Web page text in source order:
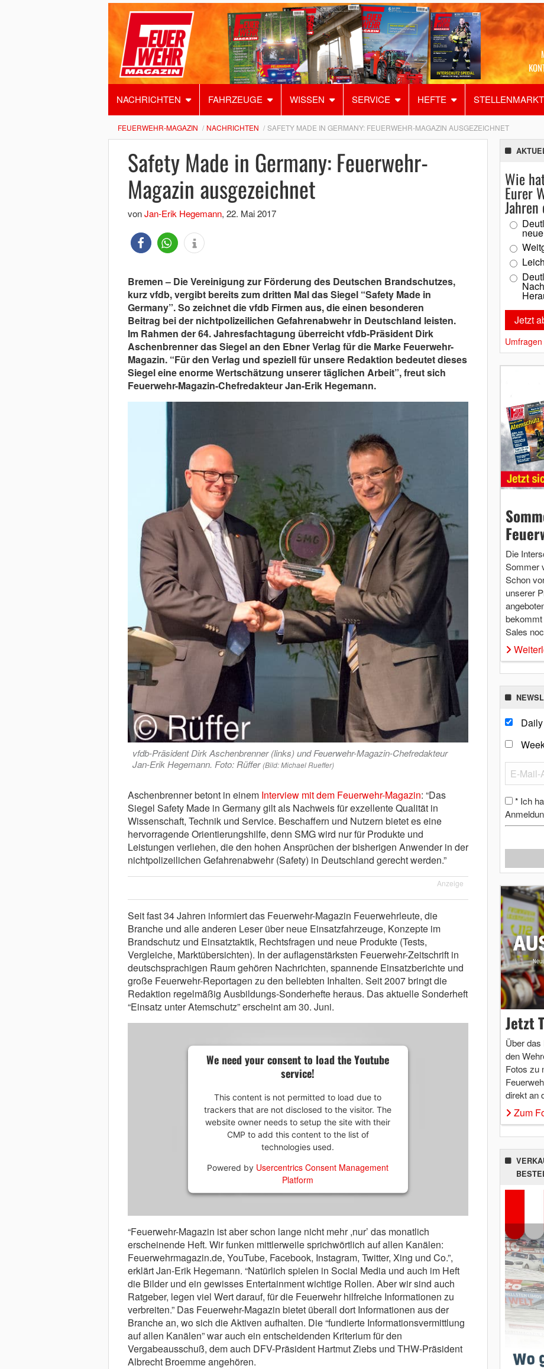
NACHRICHTEN FAHRZEUGE WISSEN SERVICE HEFTE STELLENMARKT
FEUERWEHR-MAGAZIN NACHRICHTEN SAFETY MADE IN GERMANY: FEUERWEHR-MAGAZIN AUSGEZEICHNET
Safety Made in Germany: Feuerwehr-
Magazin ausgezeichnet
vonJan-Erik Hegemann, 22. Mai 2017
Bremen – Die Vereinigung zur Förderung des Deutschen Brandschutzes,
kurz vfdb, vergibt bereits zum dritten Mal das Siegel “Safety Made in
Germany”. So zeichnet die vfdb Firmen aus, die einen besonderen
Beitrag bei der nichtpolizeilichen Gefahrenabwehr in Deutschland leisten.
Im Rahmen der 64. Jahresfachtagung überreicht vfdb-Präsident Dirk
Aschenbrenner das Siegel an den Ebner Verlag für die Marke Feuerwehr-
Magazin. “Für den Verlag und speziell für unsere Redaktion bedeutet dieses
Siegel eine enorme Wertschätzung unserer täglichen Arbeit”, freut sich
Feuerwehr-Magazin-Chefredakteur Jan-Erik Hegemann.
vfdb-Präsident Dirk Aschenbrenner (links) und Feuerwehr-Magazin-Chefredakteur
Jan-Erik Hegemann. Foto: Rüffer (Bild: Michael Rueffer)
Aschenbrenner betont in einem Interview mit dem Feuerwehr-Magazin: “Das
Siegel Safety Made in Germany gilt als Nachweis für exzellente Qualität in
Wissenschaft, Technik und Service. Beschaffern und Nutzern bietet es eine
hervorragende Orientierungshilfe, denn SMG wird nur für Produkte und
Leistungen verliehen, die den hohen Ansprüchen der bisherigen Anwender in der
nichtpolizeilichen Gefahrenabwehr (Safety) in Deutschland gerecht werden.”
Anzeige
Seit fast 34 Jahren informiert das Feuerwehr-Magazin Feuerwehrleute, die
Branche und alle anderen Leser über neue Einsatzfahrzeuge, Konzepte im
Brandschutz und Einsatztaktik, Rechtsfragen und neue Produkte (Tests,
Vergleiche, Marktübersichten). In der auflagenstärksten Feuerwehr-Zeitschrift in
deutschsprachigen Raum gehören Nachrichten, spannende Einsatzberichte und
große Feuerwehr-Reportagen zu den beliebten Inhalten. Seit 2007 bringt die
Redaktion regelmäßig Ausbildungs-Sonderhefte heraus. Das aktuelle Sonderheft
“Einsatz unter Atemschutz” erscheint am 30. Juni.
We need your consent to load the Youtube
service!
This content is not permitted to load due to
trackers that are not disclosed to the visitor. The
website owner needs to setup the site with their
CMP to add this content to the list of
technologies used.
Powered by Usercentrics Consent Management
Platform
“Feuerwehr-Magazin ist aber schon lange nicht mehr ,nur’ das monatlich
erscheinende Heft. Wir funken mittlerweile sprichwörtlich auf allen Kanälen:
Feuerwehrmagazin.de, YouTube, Facebook, Instagram, Twitter, Xing und Co.”,
erklärt Jan-Erik Hegemann. “Natürlich spielen in Social Media und auch im Heft
die Bilder und ein gewisses Entertainment wichtige Rollen. Aber wir sind auch
Ratgeber, legen viel Wert darauf, für die Feuerwehr hilfreiche Informationen zu
verbreiten.” Das Feuerwehr-Magazin bietet überall dort Informationen aus der
Branche an, wo sich die Aktiven aufhalten. Die “fundierte Informationsvermittlung
auf allen Kanälen” war auch ein entscheidenden Kriterium für den
Vergabeausschuß, dem auch DFV-Präsident Hartmut Ziebs und THW-Präsident
Albrecht Broemme angehören.
Wie
Eurer
Umfragen
Die
Sommer
Schon
unserer
Sales
* Ich
Jetzt
Über das
den
Fotos zu
direkt an
Zum